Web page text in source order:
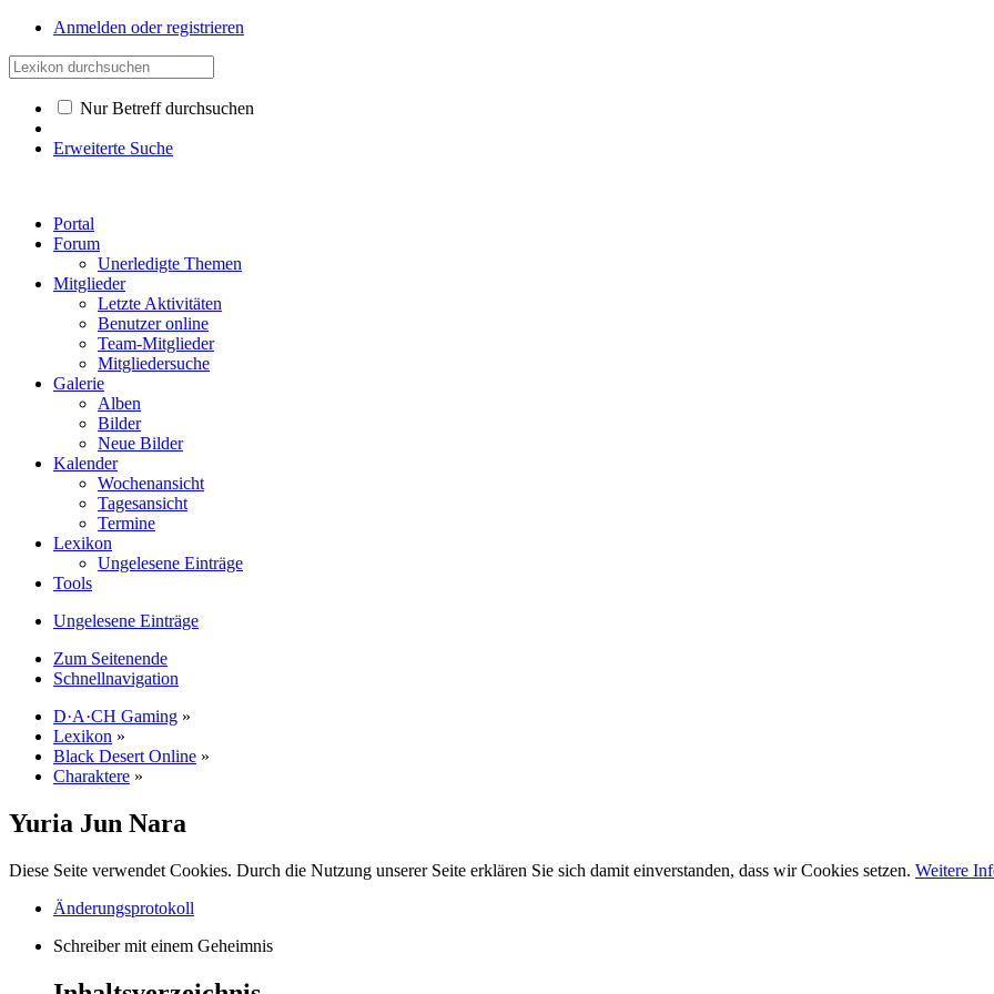
Anmelden oder registrieren
Nur Betreff durchsuchen
Erweiterte Suche
Portal
Forum
Unerledigte Themen
Mitglieder
Letzte Aktivitäten
Benutzer online
Team-Mitglieder
Mitgliedersuche
Galerie
Alben
Bilder
Neue Bilder
Kalender
Wochenansicht
Tagesansicht
Termine
Lexikon
Ungelesene Einträge
Tools
Ungelesene Einträge
Zum Seitenende
Schnellnavigation
D·A·CH Gaming »
Lexikon »
Black Desert Online »
Charaktere »
Yuria Jun Nara
Diese Seite verwendet Cookies. Durch die Nutzung unserer Seite erklären Sie sich damit einverstanden, dass wir Cookies setzen. Weitere
Änderungsprotokoll
Schreiber mit einem Geheimnis